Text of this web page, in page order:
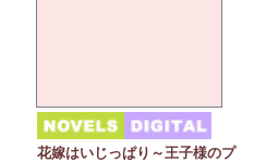
花嫁はいじっぱり～王子様のプ